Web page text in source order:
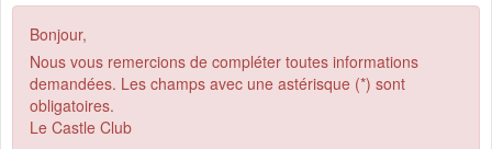
Bonjour,
Nous vous remercions de compléter toutes informations
demandées. Les champs avec une astérisque (*) sont
obligatoires.
Le Castle Club